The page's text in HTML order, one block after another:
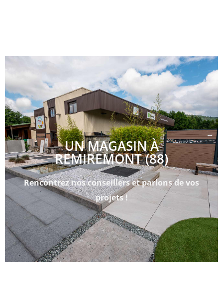
UN MAGASIN À
REMIREMONT (88)
Rencontrez nos conseillers et parlons de vos
projets !